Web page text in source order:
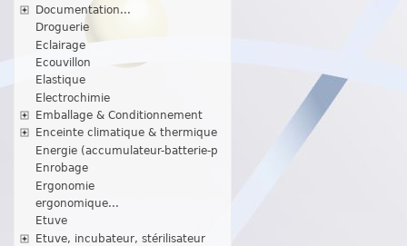
Documentation...
Droguerie
Eclairage
Ecouvillon
Elastique
Electrochimie
Emballage & Conditionnement
Enceinte climatique & thermique
Energie (accumulateur-batterie-p
Enrobage
Ergonomie
ergonomique...
Etuve
Etuve, incubateur, stérilisateur